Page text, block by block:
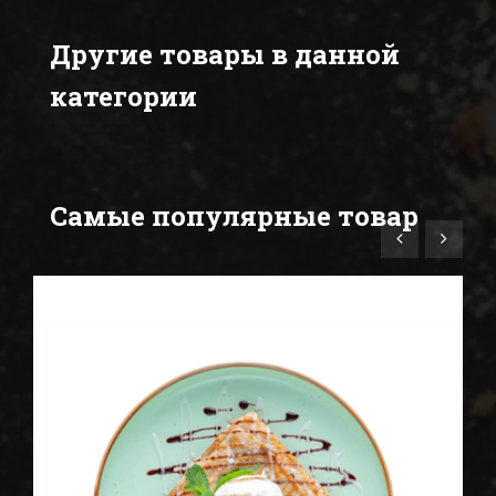
Другие товары в данной
категории
Самые популярные товар